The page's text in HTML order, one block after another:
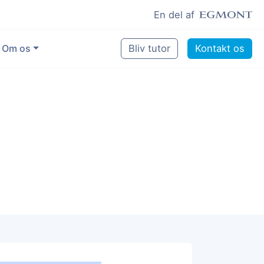
En del af
Om os Bliv tutor Kontakt os